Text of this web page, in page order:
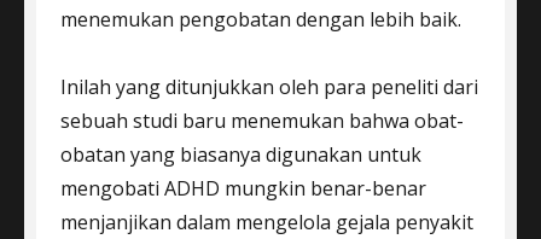
menemukan pengobatan dengan lebih baik.
Inilah yang ditunjukkan oleh para peneliti dari
sebuah studi baru menemukan bahwa obat-
obatan yang biasanya digunakan untuk
mengobati ADHD mungkin benar-benar
menjanjikan dalam mengelola gejala penyakit